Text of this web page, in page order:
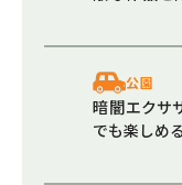
公園
暗闇エクサ
でも楽しめ